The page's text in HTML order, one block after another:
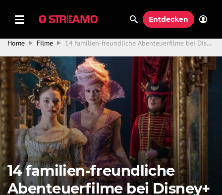
Entdecken
Home Filme 14 familien-freundliche Abenteuerfilme bei Disney+
14 familien-freundliche
Abenteuerfilme bei Disney+